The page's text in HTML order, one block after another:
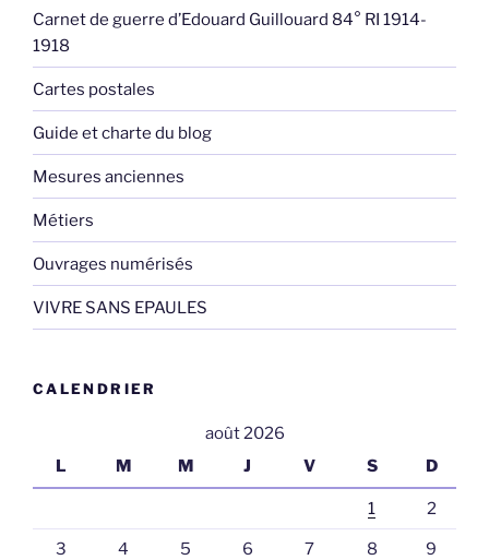
Carnet de guerre d’Edouard Guillouard 84° RI 1914-
1918
Cartes postales
Guide et charte du blog
Mesures anciennes
Métiers
Ouvrages numérisés
VIVRE SANS EPAULES
CALENDRIER
août 2026
L
M M J V S D
1 2
3 4 5 6 7 8 9